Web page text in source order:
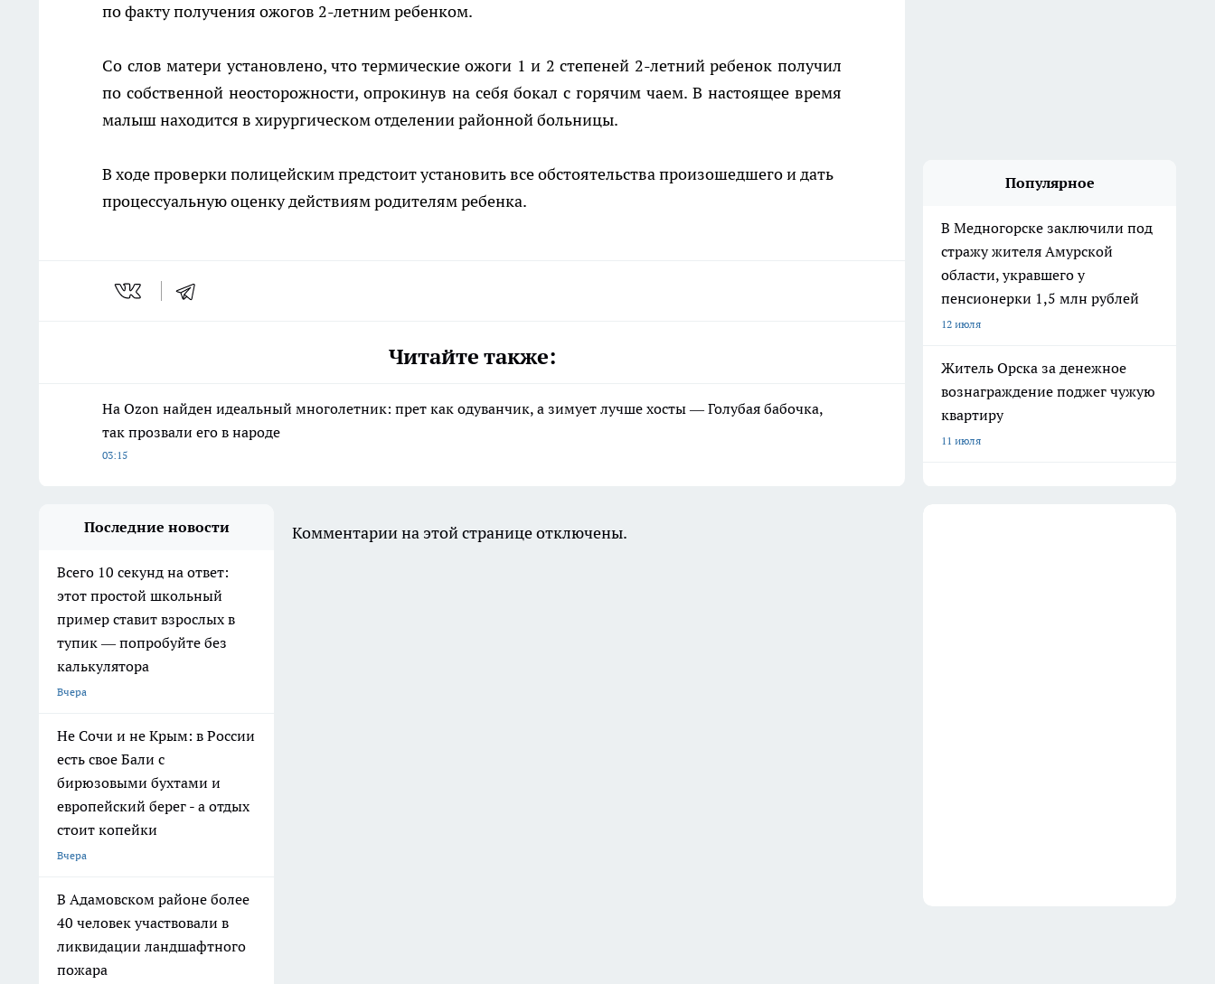
по факту получения ожогов 2-летним ребенком.
Со слов матери установлено, что термические ожоги 1 и 2 степеней 2-летний ребенок получил
по собственной неосторожности, опрокинув на себя бокал с горячим чаем. В настоящее время
малыш находится в хирургическом отделении районной больницы.
В ходе проверки полицейским предстоит установить все обстоятельства произошедшего и дать
процессуальную оценку действиям родителям ребенка.
Читайте также:
На Ozon найден идеальный многолетник: прет как одуванчик, а зимует лучше хосты — Голубая бабочка,
так прозвали его в народе
03:15
Популярное
В Медногорске заключили под
стражу жителя Амурской
области, укравшего у
пенсионерки 1,5 млн рублей
12 июля
Житель Орска за денежное
вознаграждение поджег чужую
квартиру
11 июля
Последние новости
Всего 10 секунд на ответ:
этот простой школьный
пример ставит взрослых в
тупик — попробуйте без
калькулятора
Вчера
Не Сочи и не Крым: в России
есть свое Бали с
бирюзовыми бухтами и
европейский берег - а отдых
стоит копейки
Вчера
В Адамовском районе более
40 человек участвовали в
ликвидации ландшафтного
пожара
Комментарии на этой странице отключены.